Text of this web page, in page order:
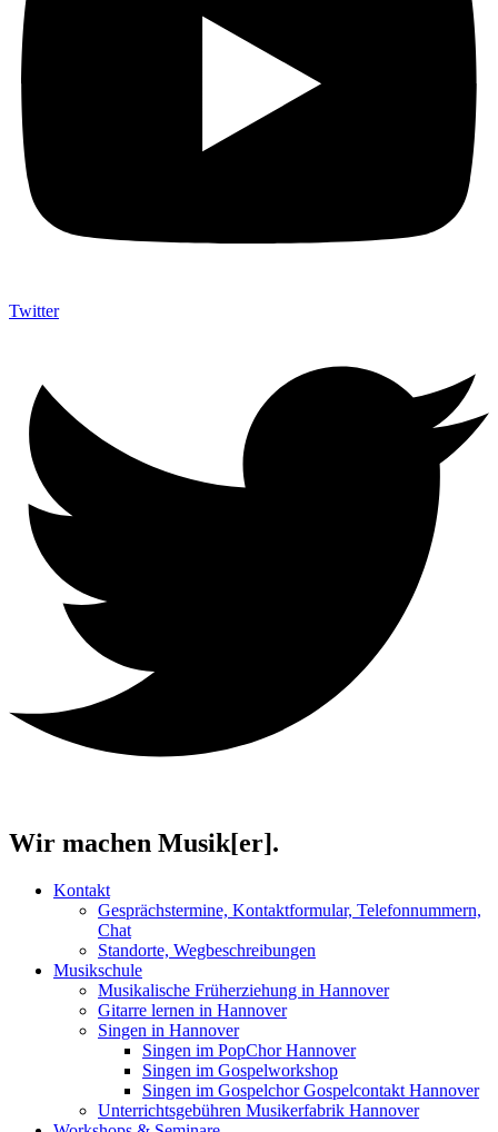
Twitter
Wir machen Musik[er].
Kontakt
Gesprächstermine, Kontaktformular, Telefonnummern,
Chat
Standorte, Wegbeschreibungen
Musikschule
Musikalische Früherziehung in Hannover
Gitarre lernen in Hannover
Singen in Hannover
Singen im PopChor Hannover
Singen im Gospelworkshop
Singen im Gospelchor Gospelcontakt Hannover
Unterrichtsgebühren Musikerfabrik Hannover